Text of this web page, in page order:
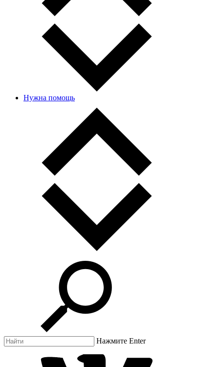
Нужна помощь
Нажмите Enter